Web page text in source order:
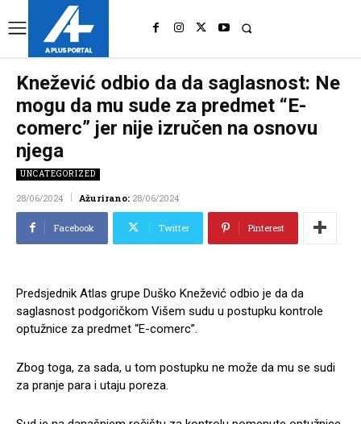
Knežević odbio da da saglasnost: Ne
mogu da mu sude za predmet “E-
comerc” jer nije izručen na osnovu
njega
UNCATEGORIZED
28/06/2024 Ažurirano: 28/06/2024
Facebook Twitter Pinterest
Predsjednik Atlas grupe Duško Knežević odbio je da da
saglasnost podgoričkom Višem sudu u postupku kontrole
optužnice za predmet “E-comerc”.
Zbog toga, za sada, u tom postupku ne može da mu se sudi
za pranje para i utaju poreza.